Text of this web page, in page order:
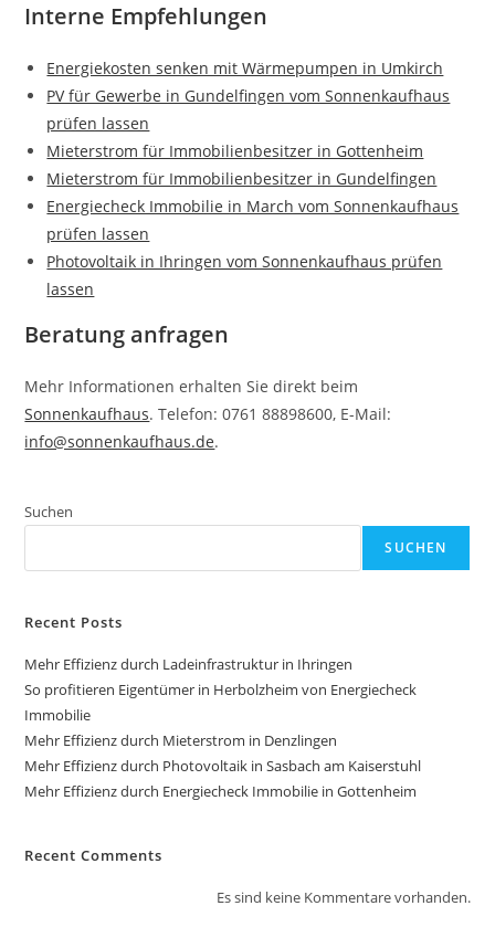
Interne Empfehlungen
Energiekosten senken mit Wärmepumpen in Umkirch
PV für Gewerbe in Gundelfingen vom Sonnenkaufhaus
prüfen lassen
Mieterstrom für Immobilienbesitzer in Gottenheim
Mieterstrom für Immobilienbesitzer in Gundelfingen
Energiecheck Immobilie in March vom Sonnenkaufhaus
prüfen lassen
Photovoltaik in Ihringen vom Sonnenkaufhaus prüfen
lassen
Beratung anfragen
Mehr Informationen erhalten Sie direkt beim
Sonnenkaufhaus. Telefon: 0761 88898600, E-Mail:
info@sonnenkaufhaus.de.
Suchen
SUCHEN
Recent Posts
Mehr Effizienz durch Ladeinfrastruktur in Ihringen
So profitieren Eigentümer in Herbolzheim von Energiecheck
Immobilie
Mehr Effizienz durch Mieterstrom in Denzlingen
Mehr Effizienz durch Photovoltaik in Sasbach am Kaiserstuhl
Mehr Effizienz durch Energiecheck Immobilie in Gottenheim
Recent Comments
Es sind keine Kommentare vorhanden.